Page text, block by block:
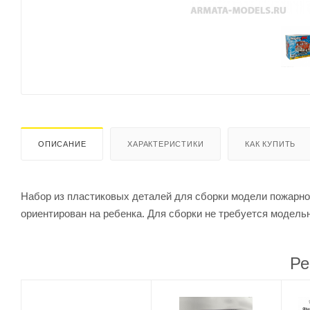
ОПИСАНИЕ ХАРАКТЕРИСТИКИ КАК КУПИТЬ
Набор из пластиковых деталей для сборки модели
ориентирован на ребенка. Для сборки не требуется